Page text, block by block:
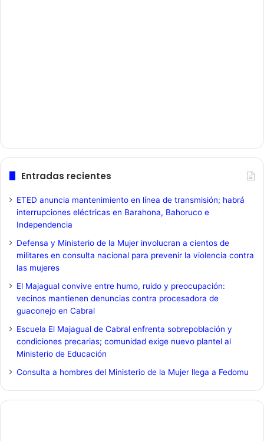
Entradas recientes
ETED anuncia mantenimiento en línea de transmisión; habrá
interrupciones eléctricas en Barahona, Bahoruco e
Independencia
Defensa y Ministerio de la Mujer involucran a cientos de
militares en consulta nacional para prevenir la violencia contra
las mujeres
El Majagual convive entre humo, ruido y preocupación:
vecinos mantienen denuncias contra procesadora de
guaconejo en Cabral
Escuela El Majagual de Cabral enfrenta sobrepoblación y
condiciones precarias; comunidad exige nuevo plantel al
Ministerio de Educación
Consulta a hombres del Ministerio de la Mujer llega a Fedomu